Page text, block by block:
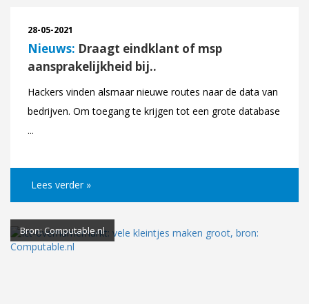
28-05-2021
Nieuws: Draagt eindklant of msp
aansprakelijkheid bij..
Hackers vinden alsmaar nieuwe routes naar de data van
bedrijven. Om toegang te krijgen tot een grote database
...
Lees verder »
Bron: Computable.nl